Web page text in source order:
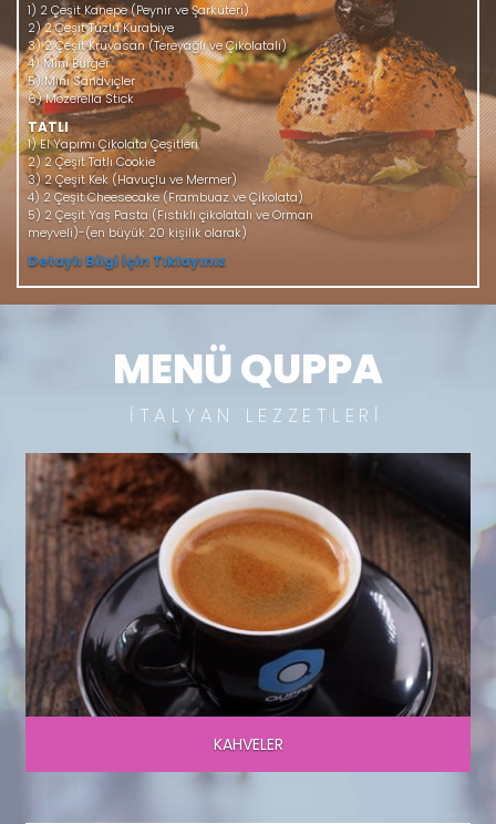
1) 2 Çeşit Kanepe (Peynir ve Şarküteri)
2) 2 Çeşit Tuzlu Kurabiye
3) 2 Çeşit Kruvasan (Tereyağlı ve Çikolatalı)
4) Mini Burger
5) Mini Sandviçler
6) Mozerella Stick
TATLI
1) El Yapımı Çikolata Çeşitleri
2) 2 Çeşit Tatlı Cookie
3) 2 Çeşit Kek (Havuçlu ve Mermer)
4) 2 Çeşit Cheesecake (Frambuaz ve Çikolata)
5) 2 Çeşit Yaş Pasta (Fıstıklı çikolatalı ve Orman
meyveli)-(en büyük 20 kişilik olarak)
Detaylı Bilgi İçin Tıklayınız
MENÜ QUPPA
İTALYAN LEZZETLERİ
TATLILARIMIZ